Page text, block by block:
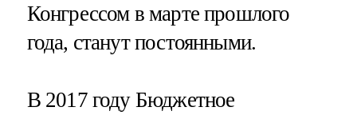
Конгрессом в марте прошлого
года, станут постоянными.
В 2017 году Бюджетное